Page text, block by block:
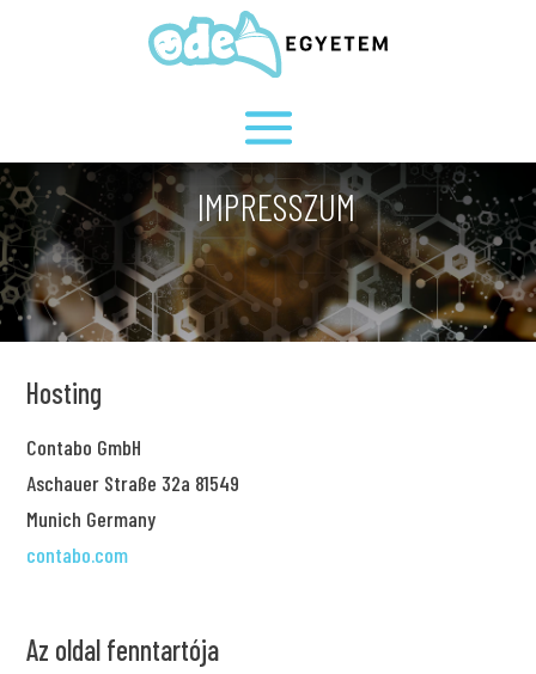
IMPRESSZUM
Hosting
Contabo GmbH
Aschauer Straße 32a 81549
Munich Germany
contabo.com
Az oldal fenntartója